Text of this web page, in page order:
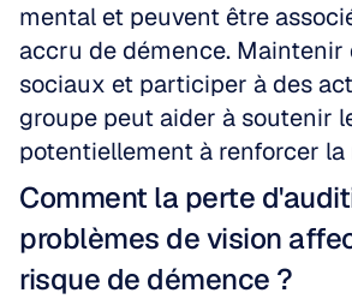
mental et peuvent être
accru de démence. Maintenir
sociaux et participer à des
groupe peut aider à soutenir
potentiellement à renforcer la
Comment la perte
problèmes de vision
risque de démence ?